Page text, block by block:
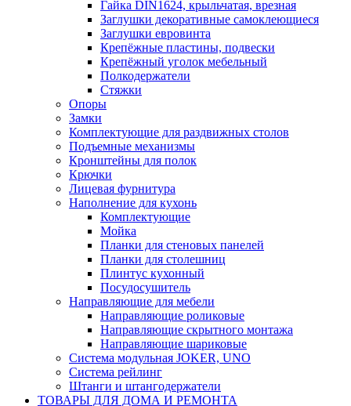
Гайка DIN1624, крыльчатая, врезная
Заглушки декоративные самоклеющиеся
Заглушки евровинта
Крепёжные пластины, подвески
Крепёжный уголок мебельный
Полкодержатели
Стяжки
Опоры
Замки
Комплектующие для раздвижных столов
Подъемные механизмы
Кронштейны для полок
Крючки
Лицевая фурнитура
Наполнение для кухонь
Комплектующие
Мойка
Планки для стеновых панелей
Планки для столешниц
Плинтус кухонный
Посудосушитель
Направляющие для мебели
Направляющие роликовые
Направляющие скрытного монтажа
Направляющие шариковые
Система модульная JOKER, UNO
Система рейлинг
Штанги и штангодержатели
ТОВАРЫ ДЛЯ ДОМА И РЕМОНТА